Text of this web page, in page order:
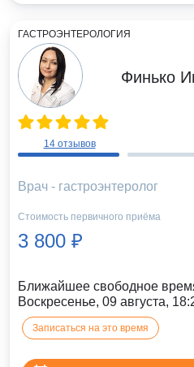
ГАСТРОЭНТЕРОЛОГИЯ
14 отзывов
Финько
Врач - гастроэнтеролог
Стоимость первичного приёма
3 800 ₽
Ближайшее свободное
Воскресенье, 09 августа,
Записаться на это время